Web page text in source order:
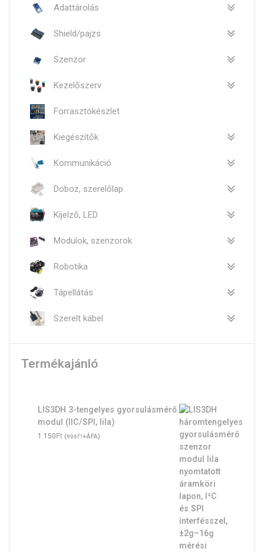
Adattárolás
Shield/pajzs
Szenzor
Kezelőszerv
Forrasztókészlet
Kiegészítők
Kommunikáció
Doboz, szerelőlap
Kijelző, LED
Modulok, szenzorok
Robotika
Tápellátás
Szerelt kábel
Termékajánló
LIS3DH 3-tengelyes gyorsulásmérő
modul (IIC/SPI, lila)
1.150Ft (906Ft+ÁFA)